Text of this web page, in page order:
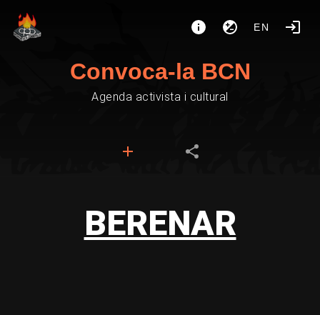
EN
Convoca-la BCN
Agenda activista i cultural
BERENAR